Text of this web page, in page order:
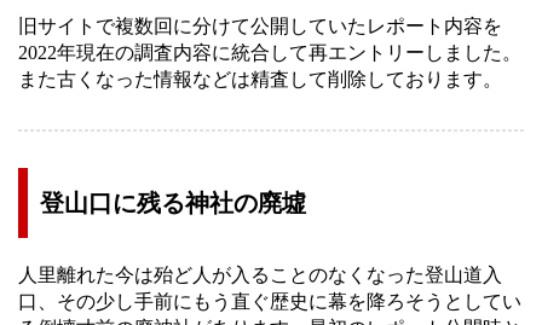
旧サイトで複数回に分けて公開していたレポート内容を
2022年現在の調査内容に統合して再エントリーしました。
また古くなった情報などは精査して削除しております。
登山口に残る神社の廃墟
人里離れた今は殆ど人が入ることのなくなった登山道入
口、その少し手前にもう直ぐ歴史に幕を降ろそうとしてい